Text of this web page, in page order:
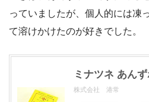
っていましたが、個人的には凍
て溶けかけたのが好きでした。
ミナツネ あん
株式会社 港常